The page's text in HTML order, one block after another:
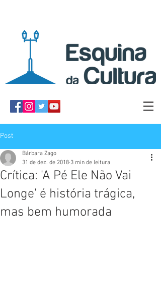
Post
Crítica: 'A Pé Ele Não Vai
Longe' é história trágica,
mas bem humorada
Bárbara Zago
31 de dez. de 2018 3 min de leitura